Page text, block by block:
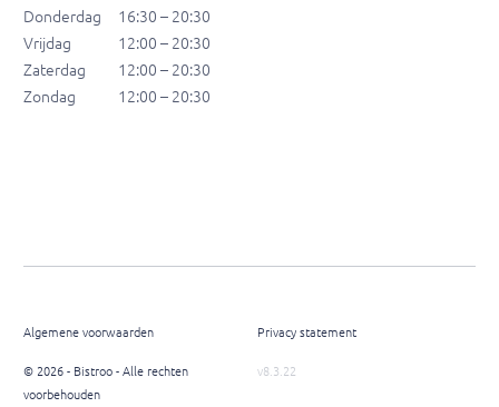
Donderdag
16:30 – 20:30
Vrijdag
12:00 – 20:30
Zaterdag
12:00 – 20:30
Zondag
12:00 – 20:30
Algemene voorwaarden Privacy statement
© 2026 - Bistroo - Alle rechten
voorbehouden
v8.3.22